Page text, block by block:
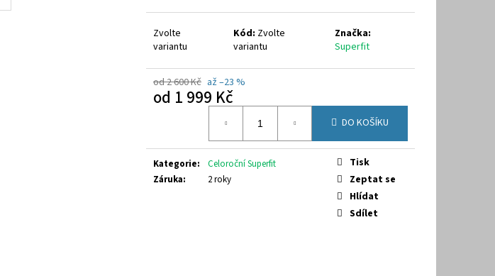
Zvolte
variantu
Kód: Zvolte
variantu
Značka:
Superfit
od 2 600 Kč až –23 %
od 1 999 Kč
DO KOŠÍKU
Kategorie:
Celoroční Superfit
Záruka: 2 roky
Tisk
Zeptat se
Hlídat
Sdílet